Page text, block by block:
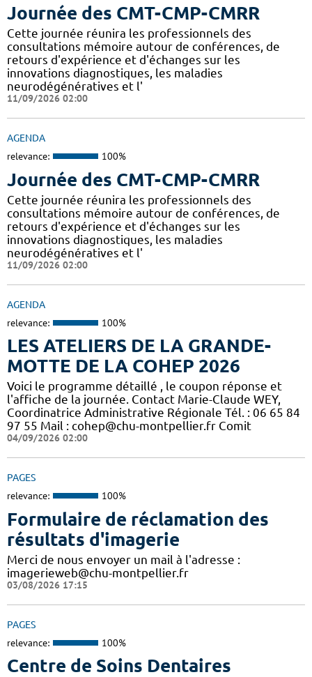
Journée des CMT-CMP-CMRR
Cette journée réunira les professionnels des
consultations mémoire autour de conférences, de
retours d'expérience et d'échanges sur les
innovations diagnostiques, les maladies
neurodégénératives et l'
11/09/2026 02:00
AGENDA
relevance: 100%
Journée des CMT-CMP-CMRR
Cette journée réunira les professionnels des
consultations mémoire autour de conférences, de
retours d'expérience et d'échanges sur les
innovations diagnostiques, les maladies
neurodégénératives et l'
11/09/2026 02:00
AGENDA
relevance: 100%
LES ATELIERS DE LA GRANDE-
MOTTE DE LA COHEP 2026
Voici le programme détaillé , le coupon réponse et
l'affiche de la journée. Contact Marie-Claude WEY,
Coordinatrice Administrative Régionale Tél. : 06 65 84
97 55 Mail : cohep@chu-montpellier.fr Comit
04/09/2026 02:00
PAGES
relevance: 100%
Formulaire de réclamation des
résultats d'imagerie
Merci de nous envoyer un mail à l'adresse :
imagerieweb@chu-montpellier.fr
03/08/2026 17:15
PAGES
relevance: 100%
Centre de Soins Dentaires